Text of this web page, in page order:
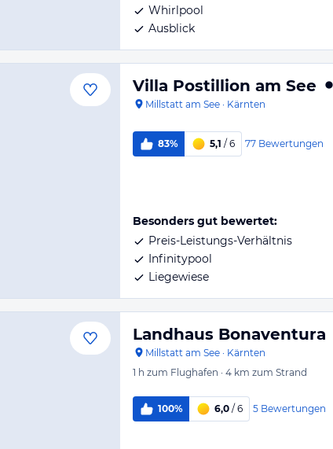
Whirlpool
Ausblick
Villa Postillion am See
Millstatt am See · Kärnten
83% 5,1 / 6 77 Bewertungen
Besonders gut bewertet:
Preis-Leistungs-Verhältnis
Infinitypool
Liegewiese
Landhaus Bonaventura
Millstatt am See · Kärnten
1 h zum Flughafen · 4 km zum Strand
100% 6,0 / 6 5 Bewertungen